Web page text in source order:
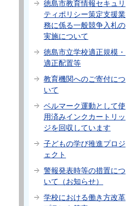
徳島市教育情報セキュリ
ティポリシー策定支援業
務に係る一般競争入札の
実施について
徳島市立学校適正規模・
適正配置等
教育機関へのご寄付につ
いて
ベルマーク運動として使
用済みインクカートリッ
ジを回収しています
子どもの学び推進プロジ
ェクト
警報発表時等の措置につ
いて（お知らせ）
学校における働き方改革